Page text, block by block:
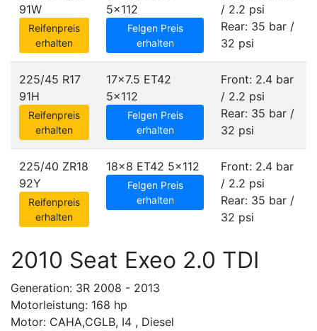
91W
Reifenpreis
erhalten
5x112
Felgen Preis
erhalten
/ 2.2 psi
Rear: 35 bar /
32 psi
225/45 R17
91H
Reifenpreis
erhalten
17x7.5 ET42
5x112
Felgen Preis
erhalten
Front: 2.4 bar
/ 2.2 psi
Rear: 35 bar /
32 psi
225/40 ZR18
92Y
Reifenpreis
erhalten
18x8 ET42 5x112
Felgen Preis
erhalten
Front: 2.4 bar
/ 2.2 psi
Rear: 35 bar /
32 psi
2010 Seat Exeo 2.0 TDI
Generation: 3R 2008 - 2013
Motorleistung: 168 hp
Motor: CAHA,CGLB, I4 , Diesel